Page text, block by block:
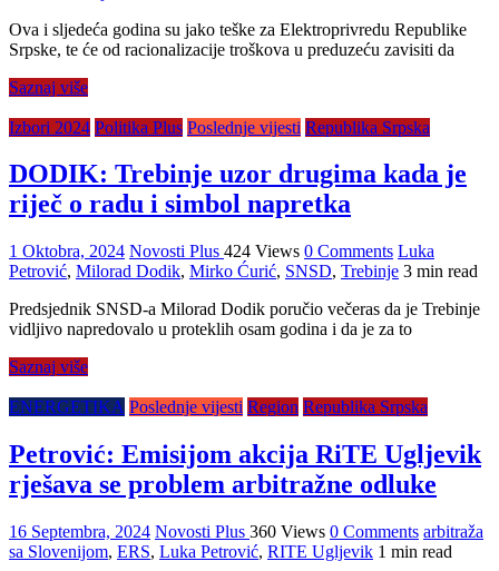
Ova i sljedeća godina su jako teške za Elektroprivredu Republike
Srpske, te će od racionalizacije troškova u preduzeću zavisiti da
Saznaj više
Izbori 2024 Politika Plus Poslednje vijesti Republika Srpska
DODIK: Trebinje uzor drugima kada je
riječ o radu i simbol napretka
1 Oktobra, 2024 Novosti Plus 424 Views 0 Comments Luka
Petrović, Milorad Dodik, Mirko Ćurić, SNSD, Trebinje 3 min read
Predsjednik SNSD-a Milorad Dodik poručio večeras da je Trebinje
vidljivo napredovalo u proteklih osam godina i da je za to
Saznaj više
ENERGETIKA Poslednje vijesti Region Republika Srpska
Petrović: Emisijom akcija RiTE Ugljevik
rješava se problem arbitražne odluke
16 Septembra, 2024 Novosti Plus 360 Views 0 Comments arbitraža
sa Slovenijom, ERS, Luka Petrović, RITE Ugljevik 1 min read